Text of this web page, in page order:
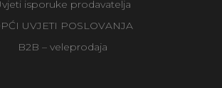
isporuke prodavatelja
UVJETI POSLOVANJA
B2B – veleprodaja